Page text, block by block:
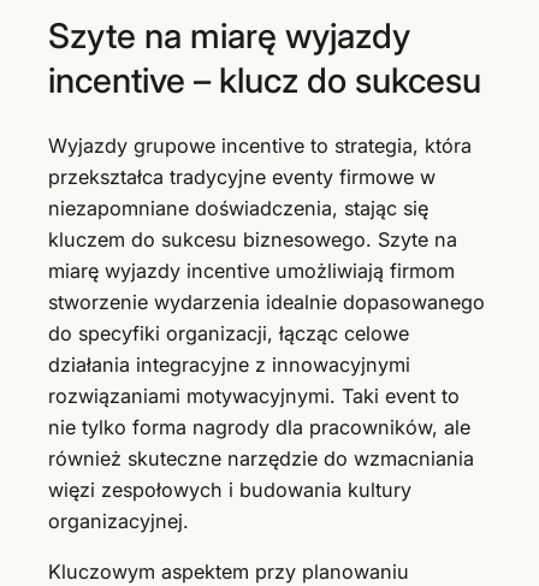
Szyte na miarę wyjazdy
incentive – klucz do sukcesu
Wyjazdy grupowe incentive to strategia, która
przekształca tradycyjne eventy firmowe w
niezapomniane doświadczenia, stając się
kluczem do sukcesu biznesowego. Szyte na
miarę wyjazdy incentive umożliwiają firmom
stworzenie wydarzenia idealnie dopasowanego
do specyfiki organizacji, łącząc celowe
działania integracyjne z innowacyjnymi
rozwiązaniami motywacyjnymi. Taki event to
nie tylko forma nagrody dla pracowników, ale
również skuteczne narzędzie do wzmacniania
więzi zespołowych i budowania kultury
organizacyjnej.
Kluczowym aspektem przy planowaniu